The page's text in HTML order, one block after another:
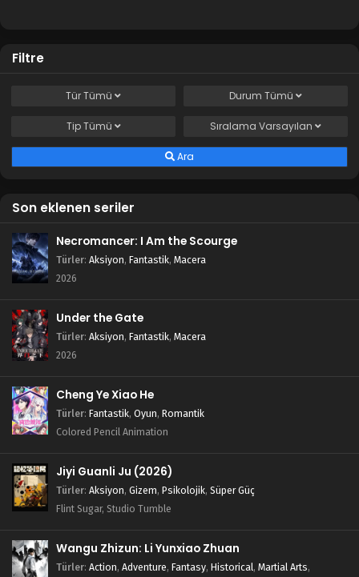
Filtre
TürTümü Durum Tümü
TipTümü Sıralama Varsayılan
Ara
Son eklenen seriler
Necromancer: I Am the Scourge
Türler: Aksiyon, Fantastik, Macera
2026
Under the Gate
Türler: Aksiyon, Fantastik, Macera
2026
Cheng Ye Xiao He
Türler: Fantastik, Oyun, Romantik
Colored Pencil Animation
Jiyi Guanli Ju (2026)
Türler: Aksiyon, Gizem, Psikolojik, Süper Güç
Flint Sugar, Studio Tumble
Wangu Zhizun: Li Yunxiao Zhuan
Türler: Action, Adventure, Fantasy, Historical, Martial Arts,